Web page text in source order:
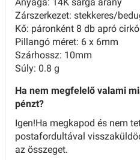
Zárszerkezet: stekkeres/
Kő: páronként 8 db apró
Pillangó méret: 6 x 6mm
Szárhossz: 10mm
Súly: 0.8 g
Ha nem megfelelő valami
pénzt?
Igen!Ha megkapod és nem
postafordultával
az összeget.